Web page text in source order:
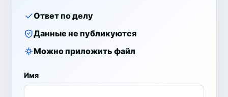
Ответ по делу
Данные не публикуются
Можно приложить файл
Имя